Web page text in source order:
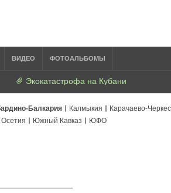
ВИДЕО ФОТОАЛЬБОМЫ
Экокатастрофа на Кубани
Балкария Калмыкия Карачаево-
Южный Кавказ ЮФО